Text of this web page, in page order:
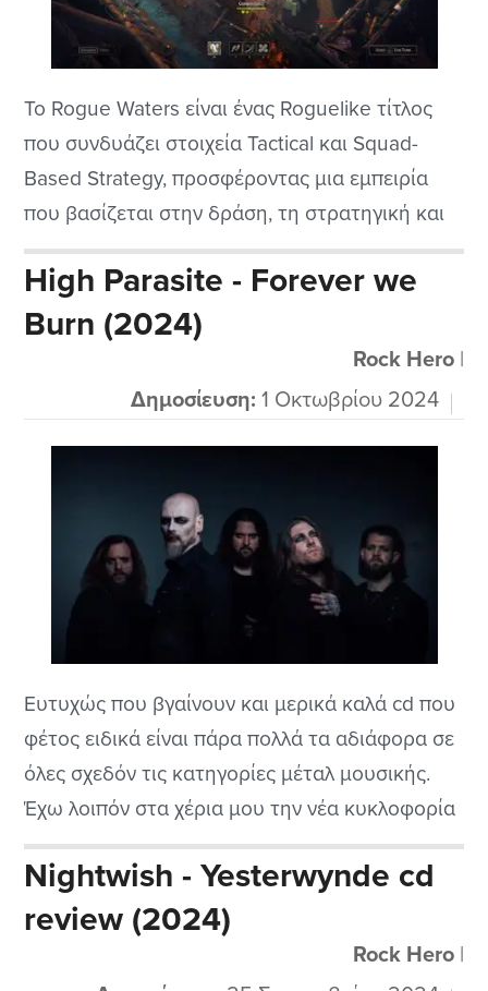
Το Rogue Waters είναι ένας Roguelike τίτλος
που συνδυάζει στοιχεία Tactical και Squad-
Based Strategy, προσφέροντας μια εμπειρία
που βασίζεται στην δράση, τη στρατηγική και
την εξερεύνηση σε έναν κόσμο που ελέγχεται
από αδίστακτους πειρατές, απέθαντους και
αιμοβόρους τυχοδιώκτες. Αναπτύσσεται σε ένα
περιβάλλον που μοιάζει με φανταστικό 17ο
αιώνα, με πάμπολες ναυτικές συγκρούσεις,
αποστολές για ανακάλυψη...
High Parasite - Forever we
Burn (2024)
Rock Hero|
Δημοσίευση: 1 Οκτωβρίου 2024
Ευτυχώς που βγαίνουν και μερικά καλά cd που
φέτος ειδικά είναι πάρα πολλά τα αδιάφορα σε
όλες σχεδόν τις κατηγορίες μέταλ μουσικής.
Έχω λοιπόν στα χέρια μου την νέα κυκλοφορία
από τους Βρετανούς High Parasite που πρώτη
φορά τους ακούω αν και μου φαίνονται πολύ
ενδιαφέροντες μιας και παίζουν φυσικά το
Nightwish - Yesterwynde cd
review (2024)
Rock Hero|